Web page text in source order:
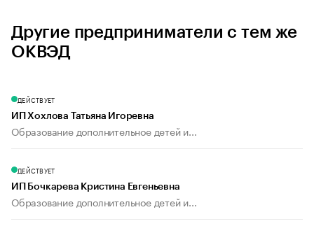
Другие предприниматели с тем же
ОКВЭД
ДЕЙСТВУЕТ
ИП Хохлова Татьяна Игоревна
Образование дополнительное детей и...
ДЕЙСТВУЕТ
ИП Бочкарева Кристина Евгеньевна
Образование дополнительное детей и...